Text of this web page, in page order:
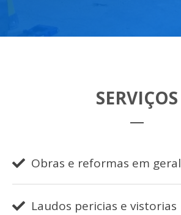
SERVIÇOS
Obras e reformas em geral
Laudos pericias e vistorias